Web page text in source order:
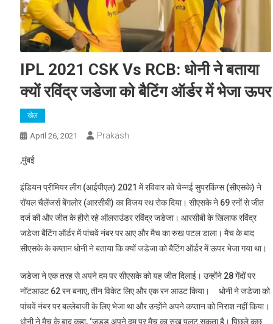
IPL 2021 CSK Vs RCB: धोनी ने बताया
क्यों रविंद्र जडेजा को बैटिंग ऑर्डर में भेजा ऊपर
खेल
April 26, 2021 Prakash
,मुंबई
इंडियन प्रीमियर लीग (आईपीएल) 2021 में रविवार को चेन्नई सुपरकिंग्स (सीएसके) ने
रॉयल चैलेंजर्स बेंगलोर (आरसीबी) का विजय रथ रोक दिया। सीएसके ने 69 रनों से जीत
दर्ज की और जीत के हीरो रहे ऑलराउंडर रविंद्र जडेजा। आरसीबी के खिलाफ रविंद्र
जडेजा बैटिंग ऑर्डर में पांचवें नंबर पर आए और मैच का रुख पटल डाला। मैच के बाद
सीएसके के कप्तान धोनी ने बताया कि क्यों जडेजा को बैटिंग ऑर्डर में ऊपर भेजा गया था।
जडेजा ने एक तरह से अपने दम पर सीएसके को यह जीत दिलाई। उन्होंने 28 गेंदों पर
नॉटआउट 62 रन बनाए, तीन विकेट लिए और एक रन आउट किया। धोनी ने जडेजा को
पांचवें नंबर पर बल्लेबाजी के लिए भेजा था और उन्होंने अपने कप्तान को निराश नहीं किया।
धोनी ने मैच के बाद कहा, ‘जड्डू अपने दम पर मैच का रुख पलट सकता है। पिछले कुछ